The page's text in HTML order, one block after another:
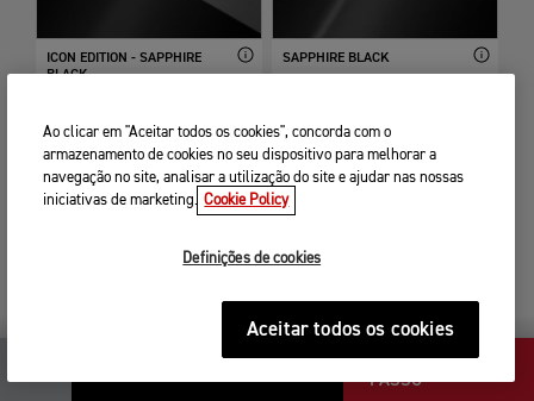
ICON EDITION - SAPPHIRE
BLACK...
SAPPHIRE BLACK
16 995,00 €
PASSO
Ao clicar em "Aceitar todos os cookies", concorda com o
armazenamento de cookies no seu dispositivo para melhorar a
navegação no site, analisar a utilização do site e ajudar nas nossas
iniciativas de marketing. Cookie Policy
Definições de cookies
Aceitar todos os cookies